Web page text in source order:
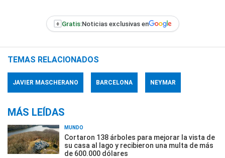
+ Gratis:Noticias exclusivas en
TEMAS RELACIONADOS
JAVIER MASCHERANO BARCELONA NEYMAR
MÁS LEÍDAS
MUNDO
Cortaron 138 árboles para mejorar la vista de
su casa al lago y recibieron una multa de más
de 600.000 dólares